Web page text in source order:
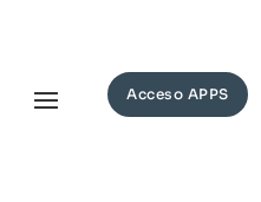
Acceso APPS